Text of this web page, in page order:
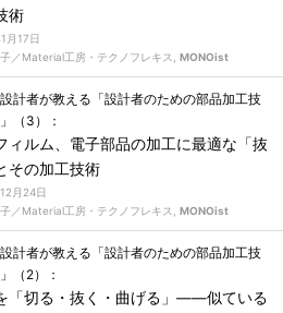
術
月17日
／Material工房・テクノフレキス, MONOist
計者が教える「設計者のための部品加工技
（3）：
ィルム、電子部品の加工に最適な「抜
その加工技術
月24日
／Material工房・テクノフレキス, MONOist
計者が教える「設計者のための部品加工技
（2）：
「切る・抜く・曲げる」――似ている